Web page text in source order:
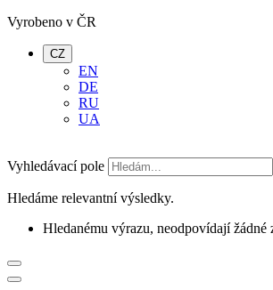
Vyrobeno v ČR
CZ
EN
DE
RU
UA
Vyhledávací pole
Hledáme relevantní výsledky.
Hledanému výrazu, neodpovídají žádné